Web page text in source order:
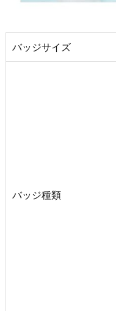
バッジサイズ
バッジ種類